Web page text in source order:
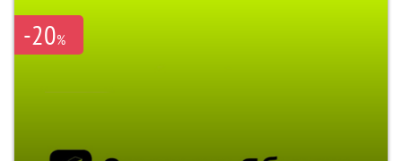
-20%